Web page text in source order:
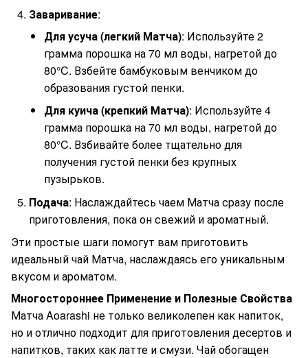
Заваривание:
Для усуча (легкий Матча): Используйте 2
грамма порошка на 70 мл воды, нагретой до
80°C. Взбейте бамбуковым венчиком до
образования густой пенки.
Для куича (крепкий Матча): Используйте 4
грамма порошка на 70 мл воды, нагретой до
80°C. Взбивайте более тщательно для
получения густой пенки без крупных
пузырьков.
Подача: Наслаждайтесь чаем Матча сразу после
приготовления, пока он свежий и ароматный.
Эти простые шаги помогут вам приготовить
идеальный чай Матча, наслаждаясь его уникальным
вкусом и ароматом.
Многостороннее Применение и Полезные Свойства
Матча Aoarashi не только великолепен как напиток,
но и отлично подходит для приготовления десертов и
напитков, таких как латте и смузи. Чай обогащен